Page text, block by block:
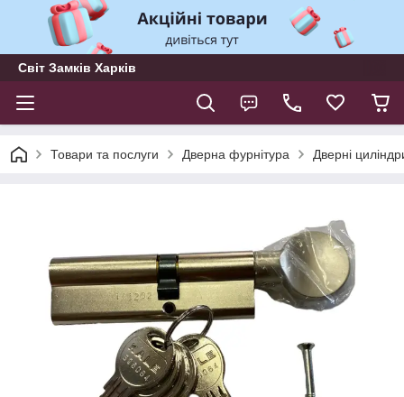
Світ Замків Харків
Товари та послуги Дверна фурнітура Дверні